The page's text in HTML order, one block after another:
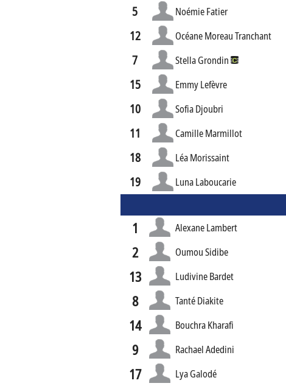
5 Noémie Fatier
12 Océane Moreau Tranchant
7 Stella Grondin
15 Emmy Lefèvre
10 Sofia Djoubri
11 Camille Marmillot
18 Léa Morissaint
19 Luna Laboucarie
1 Alexane Lambert
2 Oumou Sidibe
13 Ludivine Bardet
8 Tanté Diakite
14 Bouchra Kharafi
9 Rachael Adedini
17 Lya Galodé